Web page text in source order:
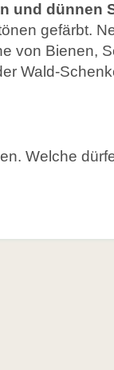
und dünnen
gefärbt.
von Bienen,
Wald-
Welche